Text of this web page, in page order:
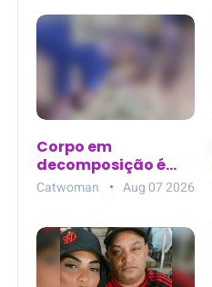
Corpo em
decomposição é
encontrado em
terreno baldio
Supermercado
Rebouças, em
Mossoró (RN)
Catwoman Aug 07 2026